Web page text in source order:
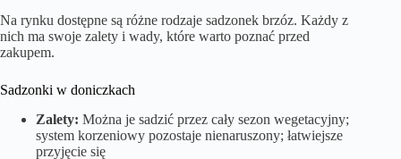
Na rynku dostępne są różne rodzaje sadzonek brzóz. Każdy z
nich ma swoje zalety i wady, które warto poznać przed
zakupem.
Sadzonki w doniczkach
Zalety: Można je sadzić przez cały sezon wegetacyjny;
system korzeniowy pozostaje nienaruszony; łatwiejsze
przyjęcie się